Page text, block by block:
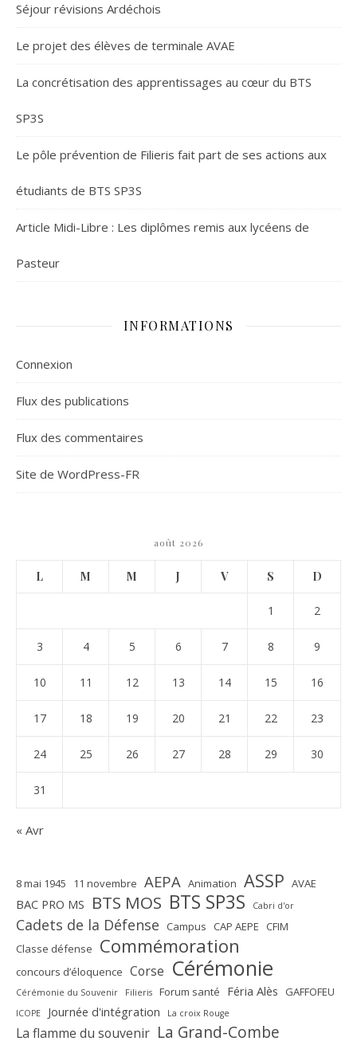
Séjour révisions Ardéchois
Le projet des élèves de terminale AVAE
La concrétisation des apprentissages au cœur du BTS
SP3S
Le pôle prévention de Filieris fait part de ses actions aux
étudiants de BTS SP3S
Article Midi-Libre : Les diplômes remis aux lycéens de
Pasteur
INFORMATIONS
Connexion
Flux des publications
Flux des commentaires
Site de WordPress-FR
août 2026
L M M J V S D
1 2
3 4 5 6 7 8 9
10 11 12 13 14 15 16
17 18 19 20 21 22 23
24 25 26 27 28 29 30
31
« Avr
8 mai 1945 11 novembre AEPA Animation ASSP AVAE
BAC PRO MS BTS MOS BTS SP3S Cabri d'or
Cadets de la Défense Campus CAP AEPE
CFIM
Classe défense
Commémoration
concours d’éloquence Corse Cérémonie
Cérémonie du Souvenir Filieris Forum santé Féria Alès GAFFOFEU
ICOPE Journée d'intégration La croix Rouge
La flamme du souvenir La Grand-Combe